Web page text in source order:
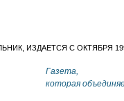
Газета,
которая